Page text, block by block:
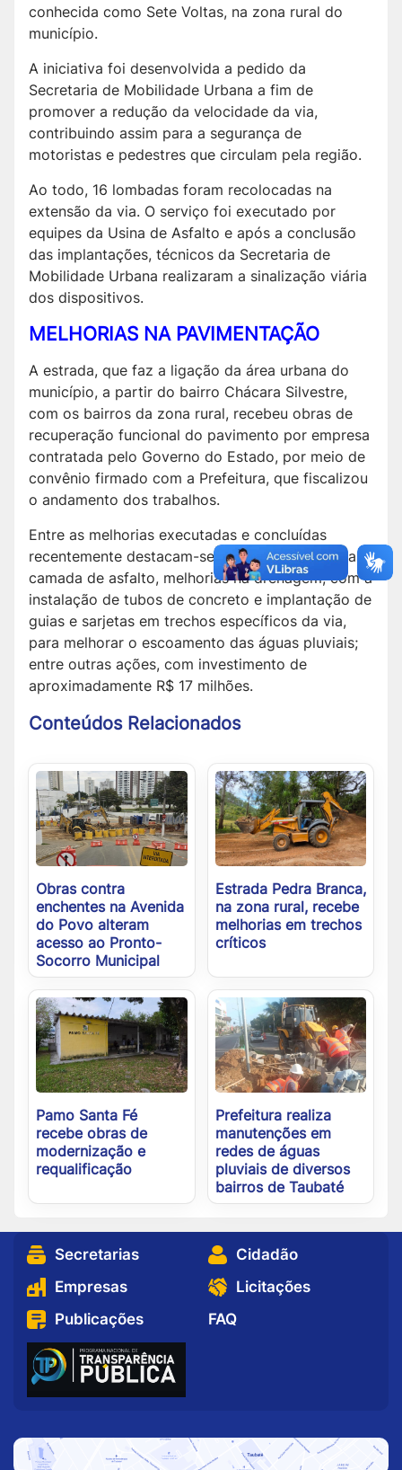
conhecida como Sete Voltas, na zona rural do
município.
A iniciativa foi desenvolvida a pedido da
Secretaria de Mobilidade Urbana a fim de
promover a redução da velocidade da via,
contribuindo assim para a segurança de
motoristas e pedestres que circulam pela região.
Ao todo, 16 lombadas foram recolocadas na
extensão da via. O serviço foi executado por
equipes da Usina de Asfalto e após a conclusão
das implantações, técnicos da Secretaria de
Mobilidade Urbana realizaram a sinalização viária
dos dispositivos.
MELHORIAS NA PAVIMENTAÇÃO
A estrada, que faz a ligação da área urbana do
município, a partir do bairro Chácara Silvestre,
com os bairros da zona rural, recebeu obras de
recuperação funcional do pavimento por empresa
contratada pelo Governo do Estado, por meio de
convênio firmado com a Prefeitura, que fiscalizou
o andamento dos trabalhos.
Entre as melhorias executadas e concluídas
recentemente destacam-se a aplicação de nova
camada de asfalto, melhorias na drenagem, com a
instalação de tubos de concreto e implantação de
guias e sarjetas em trechos específicos da via,
para melhorar o escoamento das águas pluviais;
entre outras ações, com investimento de
aproximadamente R$ 17 milhões.
Conteúdos Relacionados
Obras contra
enchentes na Avenida
do Povo alteram
acesso ao Pronto-
Socorro Municipal
Estrada Pedra Branca,
na zona rural, recebe
melhorias em trechos
críticos
Pamo Santa Fé
recebe obras de
modernização e
requalificação
Prefeitura realiza
manutenções em
redes de águas
pluviais de diversos
bairros de Taubaté
Secretarias
Cidadão
Empresas
Licitações
Publicações
FAQ